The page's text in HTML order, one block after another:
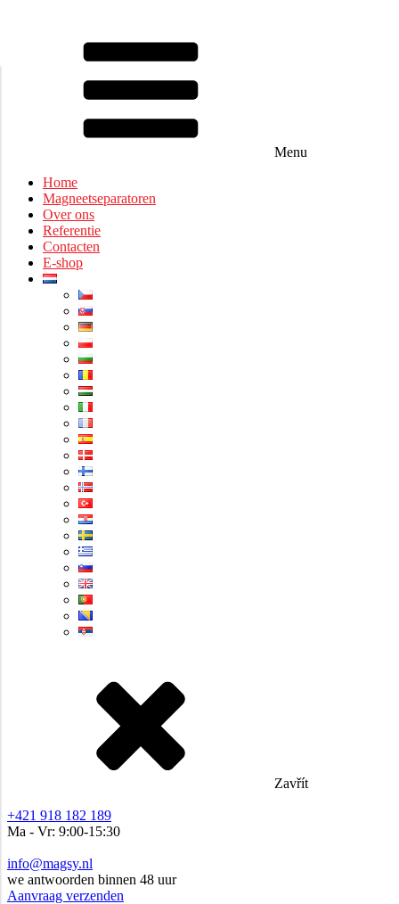
Menu
Home
Magneetseparatoren
Over ons
Referentie
Contacten
E-shop
Zavřít
+421 918 182 189
Ma - Vr: 9:00-15:30
info@magsy.nl
we antwoorden binnen 48 uur
Aanvraag verzenden